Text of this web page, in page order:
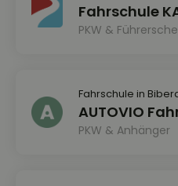
Fahrschule
PKW &
Fahrschule in
AUTOVIO
PKW & Anhänger